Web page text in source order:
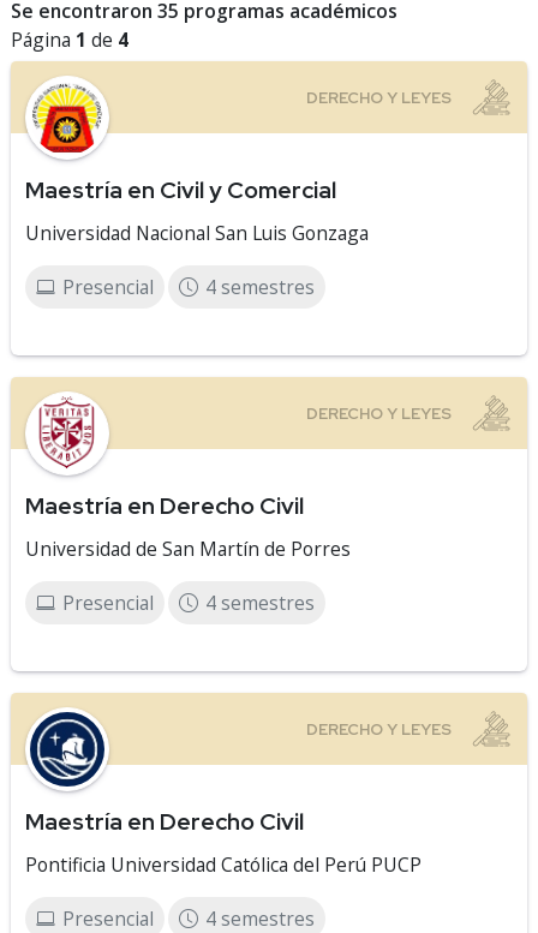
Se encontraron 35 programas académicos
Página 1 de 4
Maestría en Civil y Comercial
Universidad Nacional San Luis Gonzaga
Presencial 4 semestres
Maestría en Derecho Civil
Universidad de San Martín de Porres
Presencial 4 semestres
Maestría en Derecho Civil
Pontificia Universidad Católica del Perú PUCP
Presencial 4 semestres